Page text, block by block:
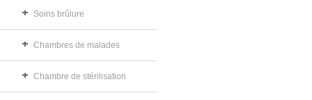
Soins brûlure
Chambres de malades
Chambre de stérilisation